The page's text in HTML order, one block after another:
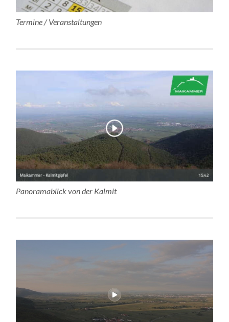
Termine / Veranstaltungen
Panoramablick von der Kalmit